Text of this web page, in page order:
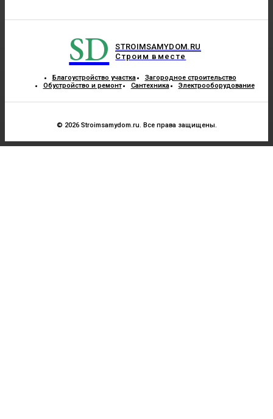
SD
STROIMSAMYDOM.RU
Строим вместе
Благоустройство участка
Загородное строительство
Обустройство и ремонт
Сантехника Электрооборудование
© 2026 Stroimsamydom.ru. Все права защищены.